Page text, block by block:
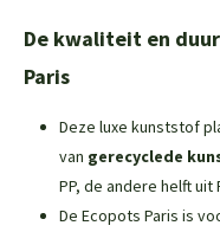
De kwaliteit en
Paris
Deze luxe kunststof
van gerecyclede
PP, de andere helft uit
De Ecopots Paris is